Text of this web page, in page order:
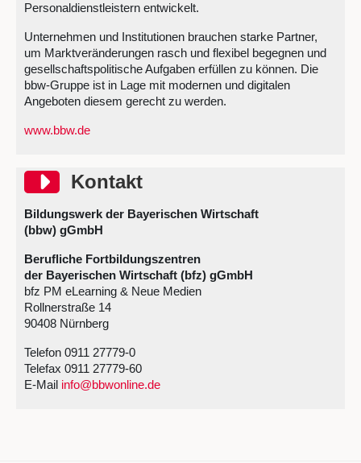
Personaldienstleistern entwickelt.
Unternehmen und Institutionen brauchen starke Partner,
um Marktveränderungen rasch und flexibel begegnen und
gesellschaftspolitische Aufgaben erfüllen zu können. Die
bbw-Gruppe ist in Lage mit modernen und digitalen
Angeboten diesem gerecht zu werden.
www.bbw.de
Kontakt überspringen
Kontakt
Bildungswerk der Bayerischen Wirtschaft
(bbw) gGmbH
Berufliche Fortbildungszentren
der Bayerischen Wirtschaft (bfz) gGmbH
bfz PM eLearning & Neue Medien
Rollnerstraße 14
90408 Nürnberg
Telefon 0911 27779-0
Telefax 0911 27779-60
E-Mail info@bbwonline.de